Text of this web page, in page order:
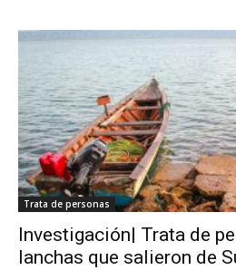
Trata de personas
Investigación| Trata de
lanchas que salieron de